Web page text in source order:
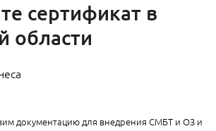
сертификат в
области
документацию для внедрения СМБТ и ОЗ и